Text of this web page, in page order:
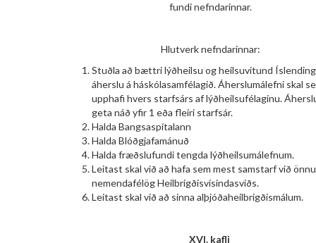
fundi nefndarinnar.
Hlutverk nefndarinnar:
Stuðla að bættri lýðheilsu og heilsuvitund
áherslu á háskólasamfélagið. Áherslumálefni skal
upphafi hvers starfsárs af lýðheilsufélaginu.
geta náð yfir 1 eða fleiri starfsár.
Halda Bangsaspítalann
Halda Blóðgjafamánuð
Halda fræðslufundi tengda lýðheilsumálefnum.
Leitast skal við að hafa sem mest samstarf við
nemendafélög Heilbrigðisvísindasviðs.
Leitast skal við að sinna alþjóðaheilbrigðismálum.
XVI. kafli